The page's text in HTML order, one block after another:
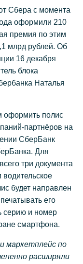
Сбера с момента
оформили 210
премия по этим
млрд рублей. Об
16 декабря
блока
Наталья
оформить полис
партнёров на
СберБанк
Для
три документа
будет направлен
его
серию и номер
смартфона.
маркетплейс по
расширяли